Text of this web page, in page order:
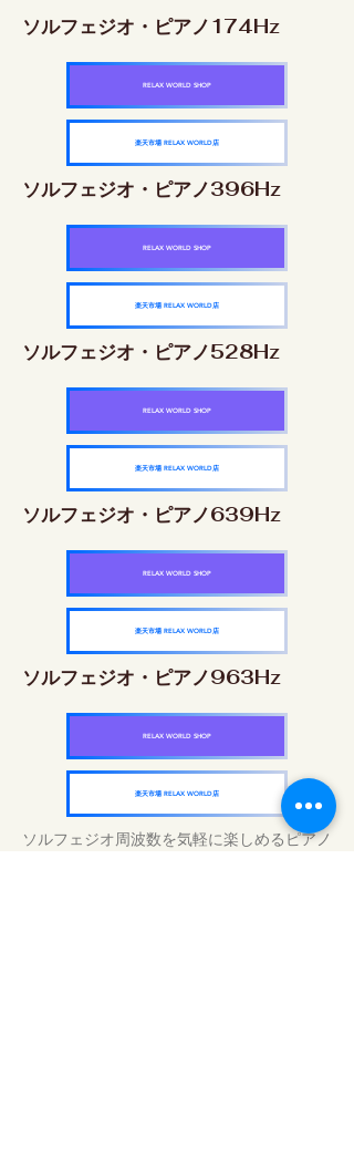
ソルフェジオ・ピアノ174Hz
RELAX WORLD SHOP
楽天市場 RELAX WORLD店
ソルフェジオ・ピアノ396Hz
RELAX WORLD SHOP
楽天市場 RELAX WORLD店
ソルフェジオ・ピアノ528Hz
RELAX WORLD SHOP
楽天市場 RELAX WORLD店
ソルフェジオ・ピアノ639Hz
RELAX WORLD SHOP
楽天市場 RELAX WORLD店
ソルフェジオ・ピアノ963Hz
RELAX WORLD SHOP
楽天市場 RELAX WORLD店
ソルフェジオ周波数を気軽に楽しめるピアノ